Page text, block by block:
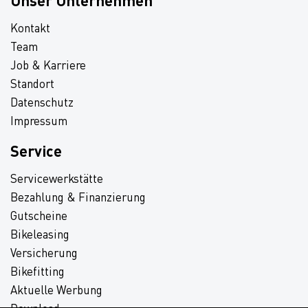
Kontakt
Team
Job & Karriere
Standort
Datenschutz
Impressum
Service
Servicewerkstätte
Bezahlung & Finanzierung
Gutscheine
Bikeleasing
Versicherung
Bikefitting
Aktuelle Werbung